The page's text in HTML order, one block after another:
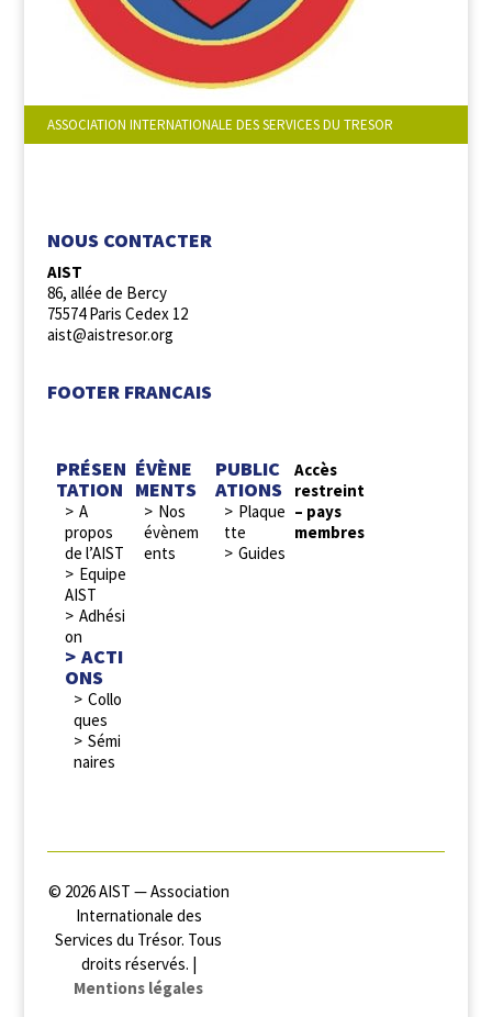
ASSOCIATION INTERNATIONALE DES SERVICES DU TRESOR
NOUS CONTACTER
AIST
86, allée de Bercy
75574 Paris Cedex 12
aist@aistresor.org
FOOTER FRANCAIS
PRÉSEN
TATION
A
propos
de l’AIST
Equipe
AIST
Adhési
on
ACTI
ONS
Collo
ques
Sémi
naires
ÉVÈNE
MENTS
Nos
évènem
ents
PUBLIC
ATIONS
Plaque
tte
Guides
Accès
restreint
– pays
membres
© 2026 AIST — Association
Internationale des
Services du Trésor. Tous
droits réservés. |
Mentions légales